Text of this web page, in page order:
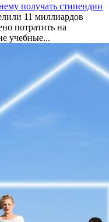
получать стипендии
11 миллиардов
потратить на
учебные...